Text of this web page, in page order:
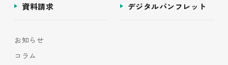
資料請求 デジタルパンフレット
お知らせ
コラム